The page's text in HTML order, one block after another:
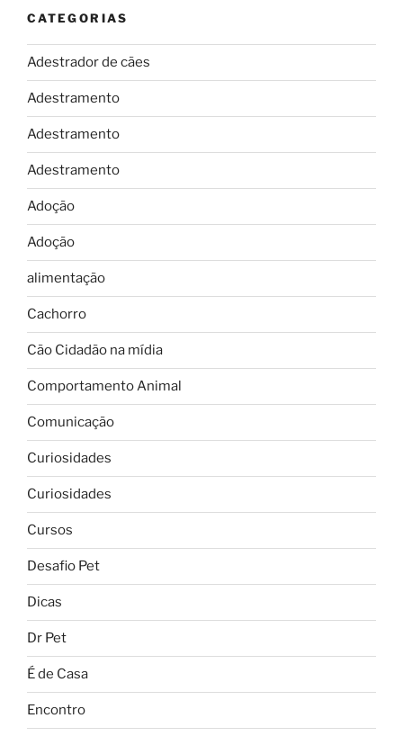
CATEGORIAS
Adestrador de cães
Adestramento
Adestramento
Adestramento
Adoção
Adoção
alimentação
Cachorro
Cão Cidadão na mídia
Comportamento Animal
Comunicação
Curiosidades
Curiosidades
Cursos
Desafio Pet
Dicas
Dr Pet
É de Casa
Encontro